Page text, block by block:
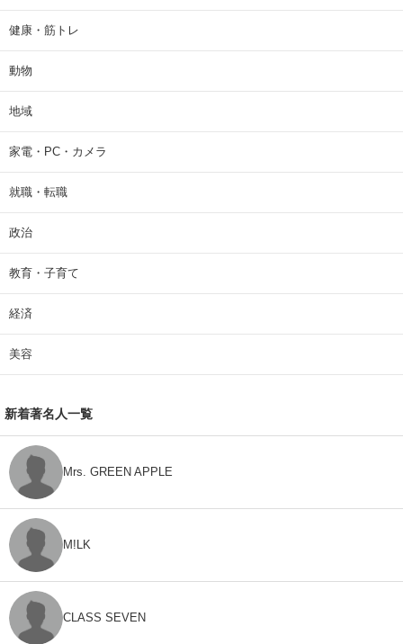
健康・筋トレ
動物
地域
家電・PC・カメラ
就職・転職
政治
教育・子育て
経済
美容
新着著名人一覧
Mrs. GREEN APPLE
M!LK
CLASS SEVEN